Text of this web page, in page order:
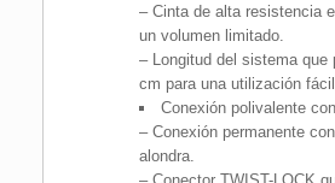
– Cinta de alta resistencia
un volumen limitado.
– Longitud del sistema que
cm para una utilización
Conexión polivalente
– Conexión permanente
alondra.